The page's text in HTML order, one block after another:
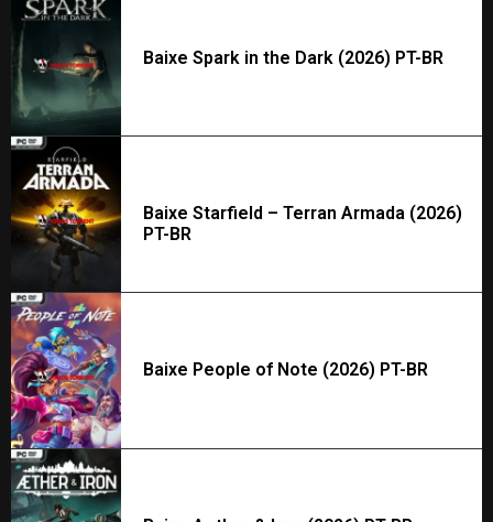
Baixe Spark in the Dark (2026) PT-BR
Baixe Starfield – Terran Armada (2026)
PT-BR
Baixe People of Note (2026) PT-BR